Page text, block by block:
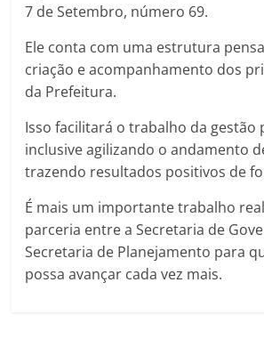
7 de Setembro, número 69.
Ele conta com uma estrutura
criação e acompanhamento dos
da Prefeitura.
Isso facilitará o trabalho da gestão
inclusive agilizando o andamento
trazendo resultados positivos de
É mais um importante trabalho
parceria entre a Secretaria de
Secretaria de Planejamento para
possa avançar cada vez mais.